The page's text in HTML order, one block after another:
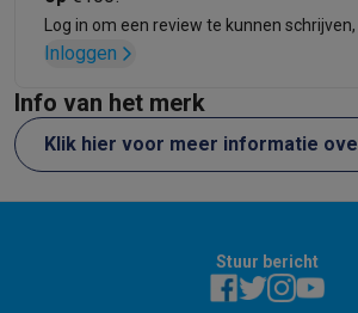
Refurbished smartphonesRefurbished
Huishouden
Wasmachines met ecocheques
Kleine keukentoestellen
Kleine keukentoestellen met ecocheques
Grote keukentoestellen
Vaatwassers met ecocheques
Log in om een review te kunnen
Inloggen
Info van het merk
Klik hier voor meer informatie
Stuur bericht